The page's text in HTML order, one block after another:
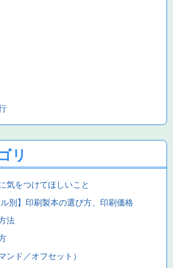
リ
気をつけてほしいこと
ル別】印刷製本の選び方、印刷価格
法
ンド／オフセット）